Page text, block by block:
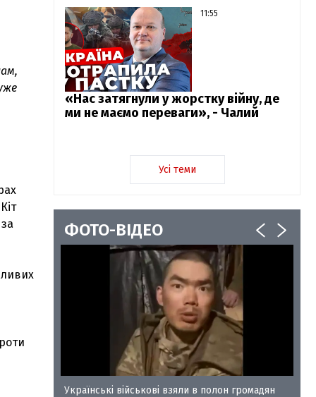
11:55
«Нас затягнули у жорстку війну, де
ми не маємо переваги», - Чалий
Усі теми
ФОТО-ВІДЕО
Українські військові взяли в полон громадян